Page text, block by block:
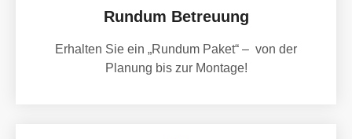
Rundum Betreuung
Erhalten Sie ein „Rundum Paket“ – von der
Planung bis zur Montage!